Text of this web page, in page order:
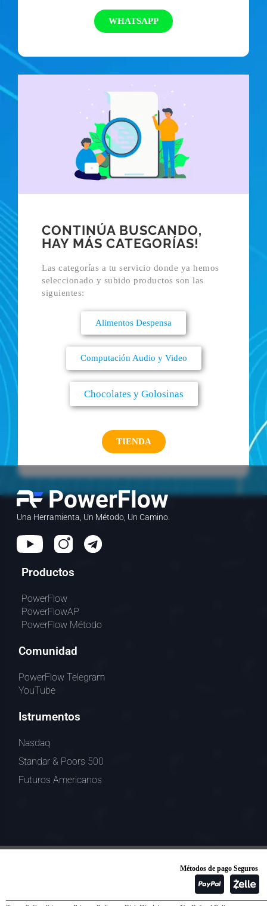
WHATSAPP
CONTINÚA BUSCANDO,
HAY MÁS CATEGORÍAS!
Las categorías a tu servicio donde ya hemos
seleccionado y subido productos son las
siguientes:
Alimentos Despensa
Computación Audio y Video
Chocolates y Golosinas
TIENDA
Una Herramienta, Un Método, Un Camino.
Productos
PowerFlow
PowerFlowAP
PowerFlow Método
Comunidad
PowerFlow Telegram
YouTube
Istrumentos
Nasdaq
Standar & Poors 500
Futuros Americanos
Métodos de pago Seguros